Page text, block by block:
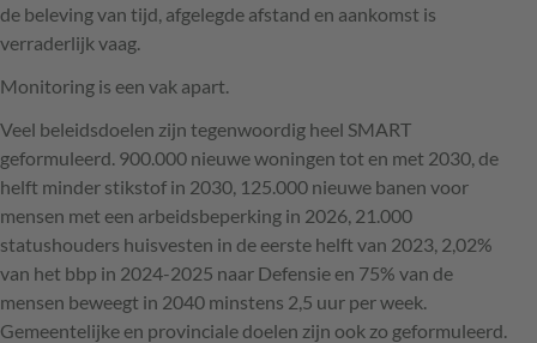
de beleving van tijd, afgelegde afstand en aankomst is
verraderlijk vaag.
Monitoring is een vak apart.
Veel beleidsdoelen zijn tegenwoordig heel SMART
geformuleerd. 900.000 nieuwe woningen tot en met 2030, de
helft minder stikstof in 2030, 125.000 nieuwe banen voor
mensen met een arbeidsbeperking in 2026, 21.000
statushouders huisvesten in de eerste helft van 2023, 2,02%
van het bbp in 2024-2025 naar Defensie en 75% van de
mensen beweegt in 2040 minstens 2,5 uur per week.
Gemeentelijke en provinciale doelen zijn ook zo geformuleerd.